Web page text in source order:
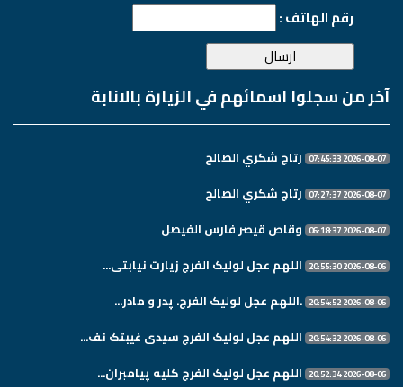
رقم الهاتف :
آخر من سجلوا اسمائهم في الزيارة بالانابة
2026-08-07 07:45:33 رتاج شكري الصالح
2026-08-07 07:27:37 رتاج شكري الصالح
2026-08-07 06:18:37 وقاص قيصر فارس الفيصل
2026-08-06 20:55:30 اللهم عجل لولیک الفرج زیارت نیابتی...
2026-08-06 20:54:52 .اللهم عجل لولیک الفرج. پدر و مادر...
2026-08-06 20:54:32 اللهم عجل لولیک الفرج سیدی غیبتک نف...
2026-08-06 20:52:34 اللهم عجل لولیک الفرج کلیه پیامبران...